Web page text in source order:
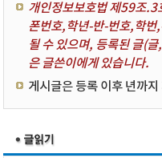
개인정보보호법 제59조.3
폰번호,학년-반-번호,학번
될 수 있으며, 등록된 글(
은 글쓴이에게 있습니다.
게시글은 등록 이후 년까